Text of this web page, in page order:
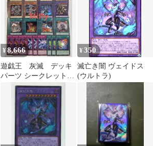
¥8,666
遊戯王 灰滅 デッキ
パーツ シークレット入
¥350
滅亡き闇 ヴェイドス
(ウルトラ)